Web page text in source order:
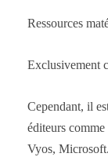
Ressources
Exclusivement
Cependant, il
éditeurs
Vyos,